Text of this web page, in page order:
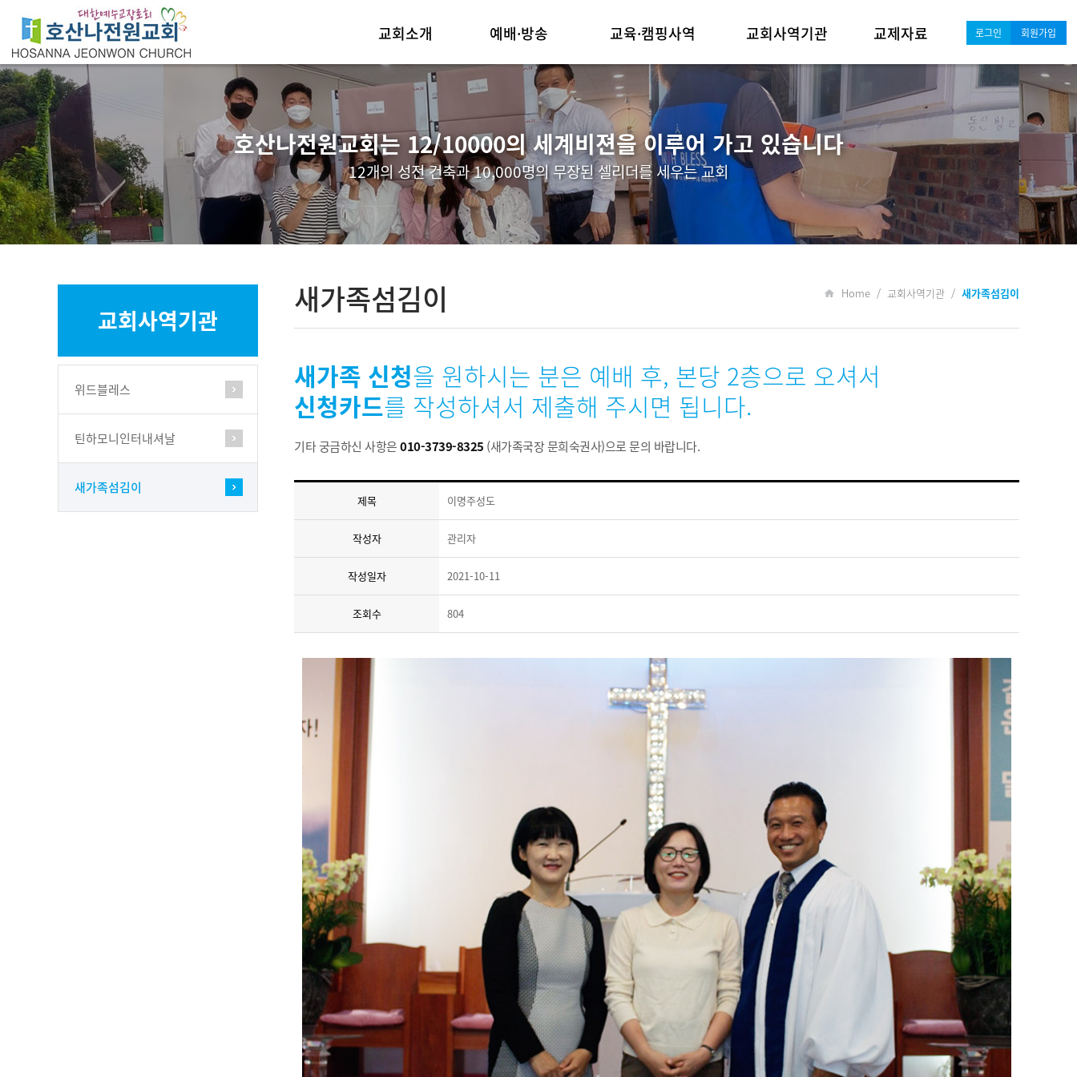
교회소개
담임목사 인사말
예배안내
섬기는 이들
찾아오시는길
예배·방송
주일예배
목요찬양 기도회
한걸음더
호산나워쉽
교육·캠핑사역
주일학교
캠핑사역
청년부사역
장년부 두날개훈련
장년부 교회제자반
교회사역기관
위드블레스
틴하모니인터내셔날
새가족섬김이
교제자료
행사일정
포토갤러리
Q&A
로그인 회원가입
호산나전원교회는 12/10000의 세계비젼을 이루어 가고 있습니다
12개의 성전 건축과 10,000명의 무장된 셀리더를 세우는 교회
교회사역기관
위드블레스
틴하모니인터내셔날
새가족섬김이
새가족섬김이 Home / 교회사역기관 / 새가족섬김이
새가족 신청을 원하시는 분은 예배 후, 본당 2층으로 오셔서
신청카드를 작성하셔서 제출해 주시면 됩니다.
기타 궁금하신 사항은010-3739-8325 (새가족국장 문희숙권사)으로 문의 바랍니다.
제목 이명주성도
작성자 관리자
작성일자 2021-10-11
조회수 804